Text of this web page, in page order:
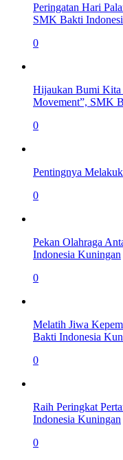
Peringatan Hari
SMK Bakti
0
Hijaukan Bumi Kita
Movement”, SMK
0
Pentingnya
0
Pekan Olahraga
Indonesia Kuningan
0
Melatih Jiwa
Bakti Indonesia
0
Raih Peringkat
Indonesia Kuningan
0